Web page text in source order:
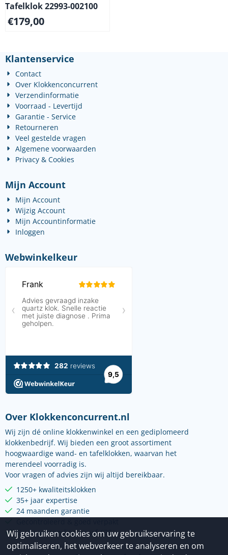
Tafelklok 22993-002100
€179,00
Klantenservice
Contact
Over Klokkenconcurrent
Verzendinformatie
Voorraad - Levertijd
Garantie - Service
Retourneren
Veel gestelde vragen
Algemene voorwaarden
Privacy & Cookies
Mijn Account
Mijn Account
Wijzig Account
Mijn Accountinformatie
Inloggen
Webwinkelkeur
Over Klokkenconcurrent.nl
Wij zijn dé online klokkenwinkel en een gediplomeerd
klokkenbedrijf. Wij bieden een groot assortiment
hoogwaardige wand- en tafelklokken, waarvan het
merendeel voorradig is.
Voor vragen of advies zijn wij altijd bereikbaar.
1250+ kwaliteitsklokken
35+ jaar expertise
24 maanden garantie
Gratis verzending vanaf €75
Wij gebruiken cookies om uw gebruikservaring te
optimaliseren, het webverkeer te analyseren en om